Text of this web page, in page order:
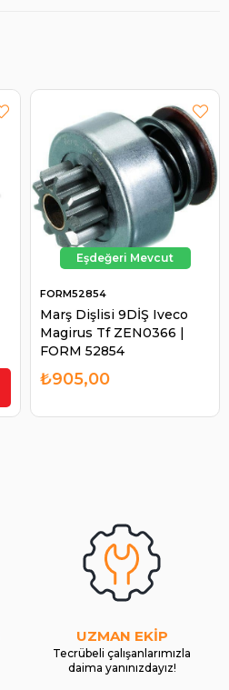
Marş Dişlisi 9DİŞ Iveco
Magirus Tf ZEN0366 |
FORM 52854
FORM52854
₺905,00
UZMAN EKİP
Tecrübeli çalışanlarımızla
daima yanınızdayız!